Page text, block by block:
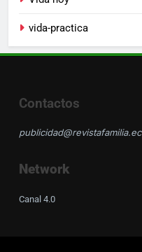
vida-practica
Contactos
publicidad@revistafamilia.ec
Network
Canal 4.0